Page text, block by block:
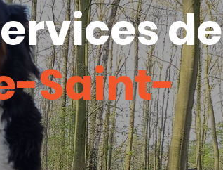
de
Saint-